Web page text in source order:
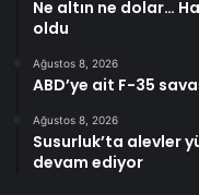
Ne altın ne dolar…
oldu
Ağustos 8, 2026
ABD’ye ait F-35
Ağustos 8, 2026
Susurluk’ta alevler
devam ediyor